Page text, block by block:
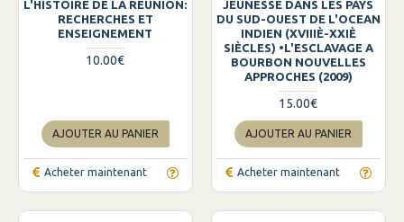
L'HISTOIRE DE LA REUNION:
RECHERCHES ET
ENSEIGNEMENT
10.00€
AJOUTER AU PANIER
Acheter maintenant
JEUNESSE DANS LES PAYS
DU SUD-OUEST DE L'OCEAN
INDIEN (XVIIIÈ-XXIÈ
SIÈCLES) •L'ESCLAVAGE A
BOURBON NOUVELLES
APPROCHES (2009)
15.00€
AJOUTER AU PANIER
Acheter maintenant